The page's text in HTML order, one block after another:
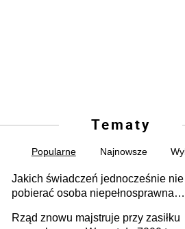
Tematy
Popularne Najnowsze
Jakich świadczeń jednocześnie
pobierać osoba niepełnosprawna
Rząd znowu majstruje przy zasiłku